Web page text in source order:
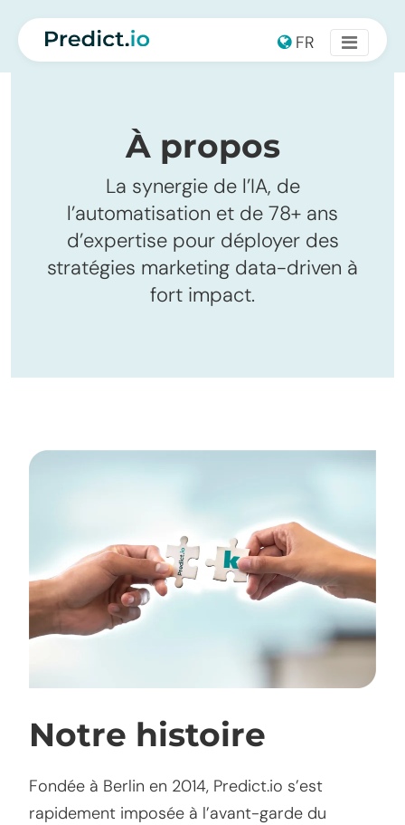
Main Navigation FR
À propos
La synergie de l’IA, de
l’automatisation et de 78+ ans
d’expertise pour déployer des
stratégies marketing data-driven à
fort impact.
Notre histoire
Fondée à Berlin en 2014, Predict.io s’est
rapidement imposée à l’avant-garde du